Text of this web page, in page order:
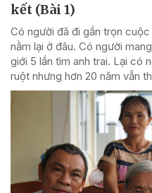
kết (Bài 1)
Có người đã đi gần trọn
nằm lại ở đâu. Có người
giới 5 lần tìm anh trai. Lại có
ruột nhưng hơn 20 năm vẫn